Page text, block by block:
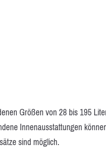
Größen von 28 bis 195
Innenausstattungen
sind möglich.